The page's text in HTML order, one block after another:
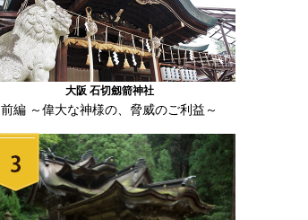
大阪 石切劔箭神社
前編 ～偉大な神様の、脅威のご利益～